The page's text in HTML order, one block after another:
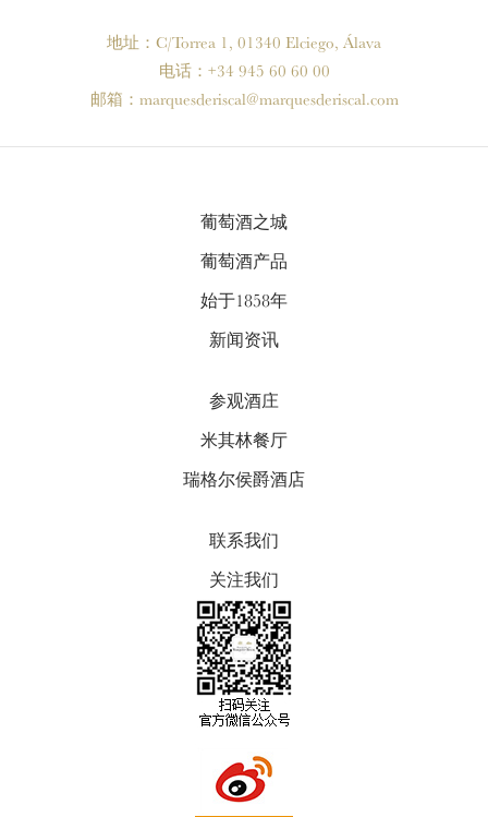
地址：C/Torrea 1, 01340 Elciego, Álava
电话：+34 945 60 60 00
邮箱： marquesderiscal@marquesderiscal.com
葡萄酒之城
葡萄酒产品
始于1858年
新闻资讯
参观酒庄
米其林餐厅
瑞格尔侯爵酒店
联系我们
关注我们